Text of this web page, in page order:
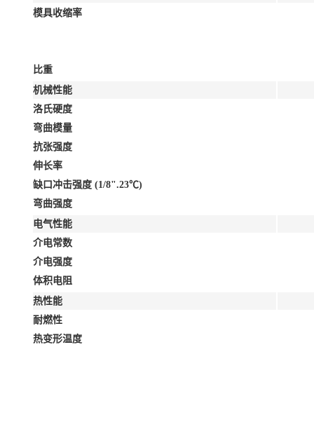
模具收缩率
比重
机械性能
洛氏硬度
弯曲模量
抗张强度
伸长率
缺口冲击强度 (1/8".23℃)
弯曲强度
电气性能
介电常数
介电强度
体积电阻
热性能
耐燃性
热变形温度